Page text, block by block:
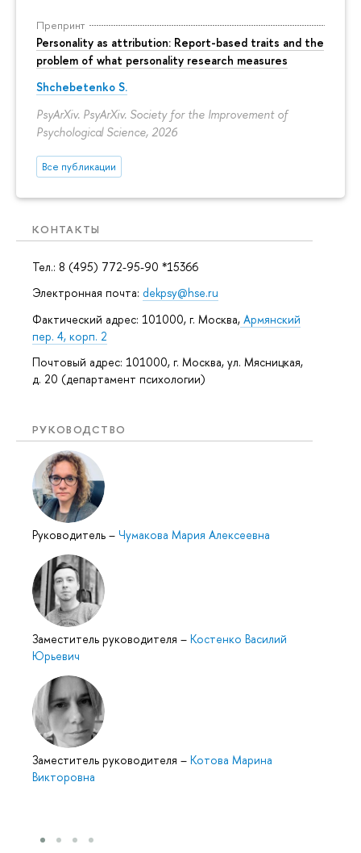
Препринт
Personality as attribution: Report-based traits and the
problem of what personality research measures
Shchebetenko S.
PsyArXiv. PsyArXiv. Society for the Improvement of
Psychological Science, 2026
Все публикации
КОНТАКТЫ
Тел.: 8 (495) 772-95-90 *15366
Электронная почта: dekpsy@hse.ru
Фактический адрес: 101000, г. Москва, Армянский
пер. 4, корп. 2
Почтовый адрес: 101000, г. Москва, ул. Мясницкая,
д. 20 (департамент психологии)
РУКОВОДСТВО
Руководитель – Чумакова Мария Алексеевна
Заместитель руководителя – Костенко Василий
Юрьевич
Заместитель руководителя – Котова Марина
Викторовна